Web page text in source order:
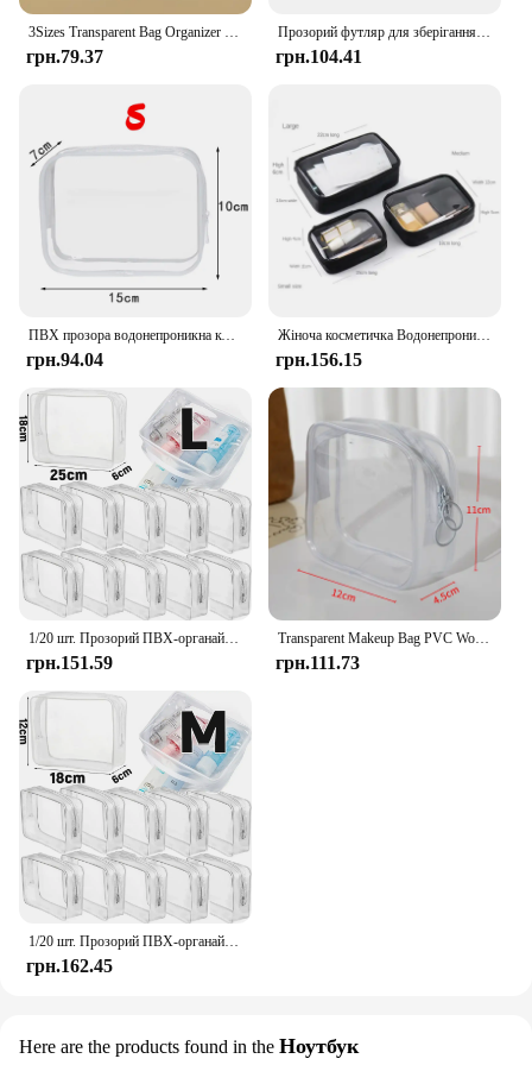
3Sizes Transparent Bag Organizer PVC Zipper Clear Makeup Cosmetic Bag Case Toiletries Storage Bath Toiletry Wash Bags Organizer
грн.79.37
Прозорий футляр для зберігання косметики Сумка для макіяжу ПВХ-сумки Органайзер для подорожей Косметичка Тримач для косметики Прозорі футляри для макіяжу
грн.104.41
ПВХ прозора водонепроникна косметичка Маленькі великі прозорі косметички Портативний дорожній органайзер для туалетних приналежностей Чохол для зберігання
грн.94.04
Жіноча косметичка Водонепроникна прозора ПВХ дорожня косметичка Футляр Дорожній набір макіяжу Сумки для чоловіків Пензлик для туалетних приналежностей Сумка-органайзер
грн.156.15
1/20 шт. Прозорий ПВХ-органайзер для зберігання подорожей Прозора косметичка Косметичка Косметичка Косметичка Сумка для туалетних приналежностей Сумки для прання
грн.151.59
Transparent Makeup Bag PVC Women's Zipper Cosmetic Bag Beauty Organizer Travel Essentials Storage Women's Toiletry Bag Wash Case
грн.111.73
1/20 шт. Прозорий ПВХ-органайзер для зберігання подорожей Прозора косметичка Косметичка Косметичка Косметичка Сумка для туалетних приналежностей Сумки для прання
грн.162.45
Here are the products found in the Ноутбук